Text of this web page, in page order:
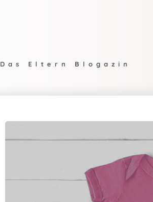
Das Eltern Blogazin